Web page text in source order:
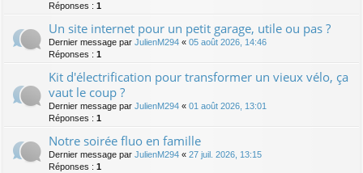
Réponses : 1
Un site internet pour un petit garage, utile ou pas ?
Dernier message par JulienM294 « 05 août 2026, 14:46
Réponses : 1
Kit d'électrification pour transformer un vieux vélo, ça
vaut le coup ?
Dernier message par JulienM294 « 01 août 2026, 13:01
Réponses : 1
Notre soirée fluo en famille
Dernier message par JulienM294 « 27 juil. 2026, 13:15
Réponses : 1